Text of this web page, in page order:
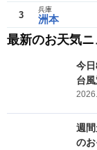
3 洲本
兵庫
最新のお天気ニ
今
台
週
の